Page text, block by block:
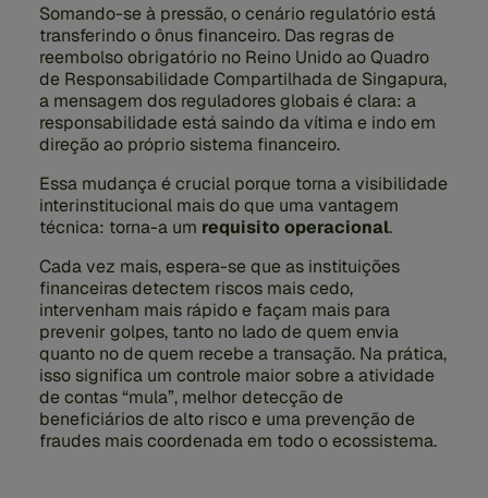
Somando-se à pressão, o cenário regulatório está
transferindo o ônus financeiro. Das regras de
reembolso obrigatório no Reino Unido ao Quadro
de Responsabilidade Compartilhada de Singapura,
a mensagem dos reguladores globais é clara: a
responsabilidade está saindo da vítima e indo em
direção ao próprio sistema financeiro.
Essa mudança é crucial porque torna a visibilidade
interinstitucional mais do que uma vantagem
técnica: torna-a um requisito operacional.
Cada vez mais, espera-se que as instituições
financeiras detectem riscos mais cedo,
intervenham mais rápido e façam mais para
prevenir golpes, tanto no lado de quem envia
quanto no de quem recebe a transação. Na prática,
isso significa um controle maior sobre a atividade
de contas “mula”, melhor detecção de
beneficiários de alto risco e uma prevenção de
fraudes mais coordenada em todo o ecossistema.